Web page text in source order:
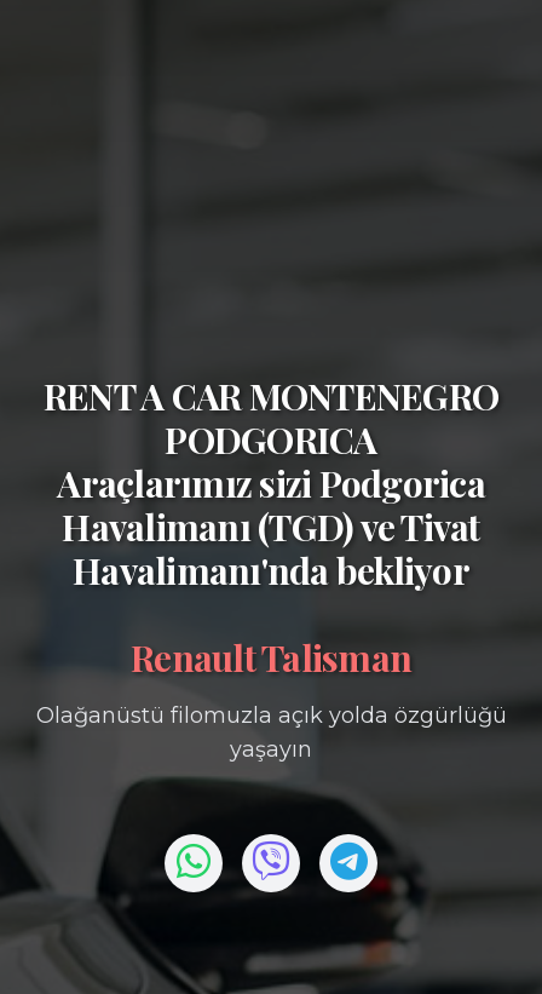
RENT A CAR MONTENEGRO
PODGORICA
Araçlarımız siziPodgorica
Havalimanı (TGD)veTivat
Havalimanı'nda bekliyor
Renault Talisman
Olağanüstü filomuzla açık yolda özgürlüğü
yaşayın